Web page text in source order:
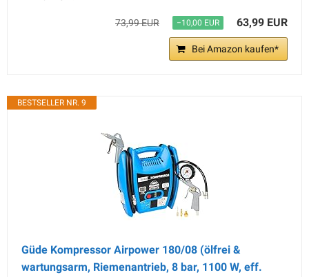
73,99 EUR −10,00 EUR 63,99 EUR
Bei Amazon kaufen*
BESTSELLER NR. 9
Güde Kompressor Airpower 180/08 (ölfrei &
wartungsarm, Riemenantrieb, 8 bar, 1100 W, eff.